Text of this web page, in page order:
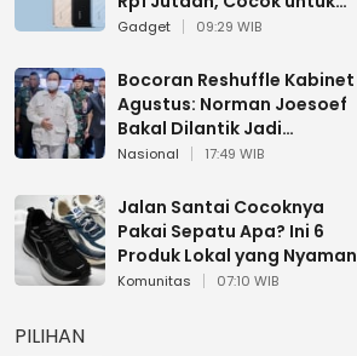
Multitasking
Gadget 09:29 WIB
Bocoran Reshuffle Kabinet
Agustus: Norman Joesoef
Bakal Dilantik Jadi
Wamenhan RI
Nasional 17:49 WIB
Jalan Santai Cocoknya
Pakai Sepatu Apa? Ini 6
Produk Lokal yang Nyaman
Buat 17 Agustusan
Komunitas 07:10 WIB
PILIHAN